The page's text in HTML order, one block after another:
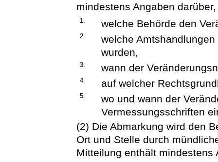
mindestens Angaben darüber,
1. welche Behörde den
2.
welche
wurden,
3. wann der
4. auf welcher
5.
wo und wann der
Vermessungsschriften
(2) Die Abmarkung wird den
Ort und Stelle durch
Mitteilung enthält mindestens